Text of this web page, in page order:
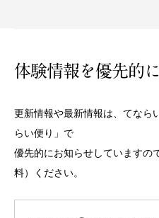
体験情報を優先的
更新情報や最新情報は、てなら
らい便り」で
優先的にお知らせしていますの
料）ください。